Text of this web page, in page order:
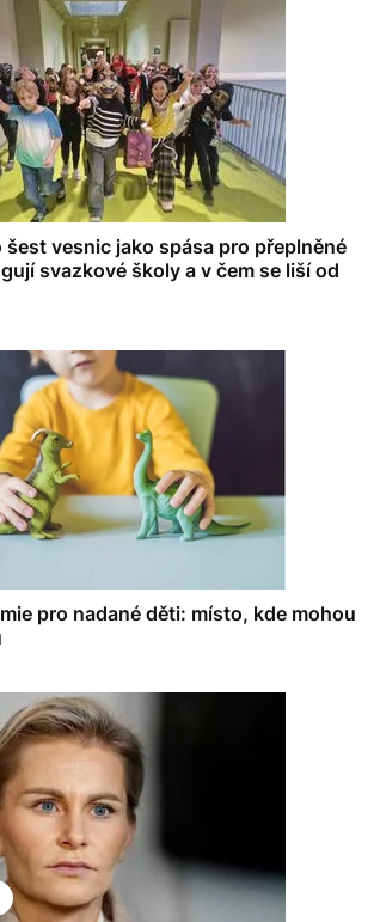
šest vesnic jako spása pro přeplněné
svazkové školy a v čem se liší od
pro nadané děti: místo, kde mohou